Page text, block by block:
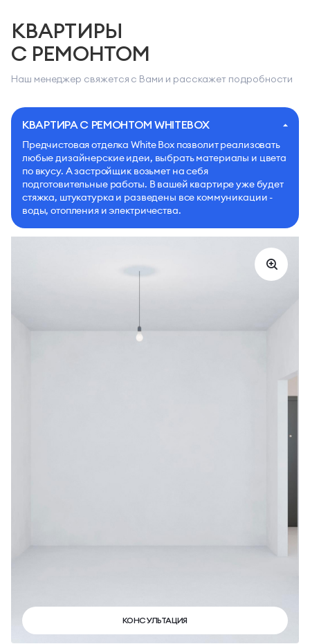
КВАРТИРЫ
С РЕМОНТОМ
Наш менеджер свяжется с Вами и расскажет подробности
КВАРТИРА С РЕМОНТОМ WHITEBOX
Предчистовая отделка White Box позволит реализовать
любые дизайнерские идеи, выбрать материалы и цвета
по вкусу. А застройщик возьмет на себя
подготовительные работы. В вашей квартире уже будет
стяжка, штукатурка и разведены все коммуникации -
воды, отопления и электричества.
КОНСУЛЬТАЦИЯ